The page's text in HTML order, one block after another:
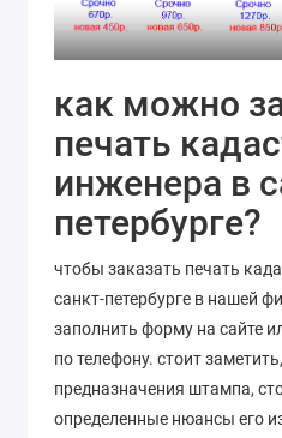
как можно
печать
инженера в
петербурге?
чтобы заказать печать
санкт-петербурге в нашей
заполнить форму на сайте
по телефону. стоит
предназначения штампа,
определенные нюансы его